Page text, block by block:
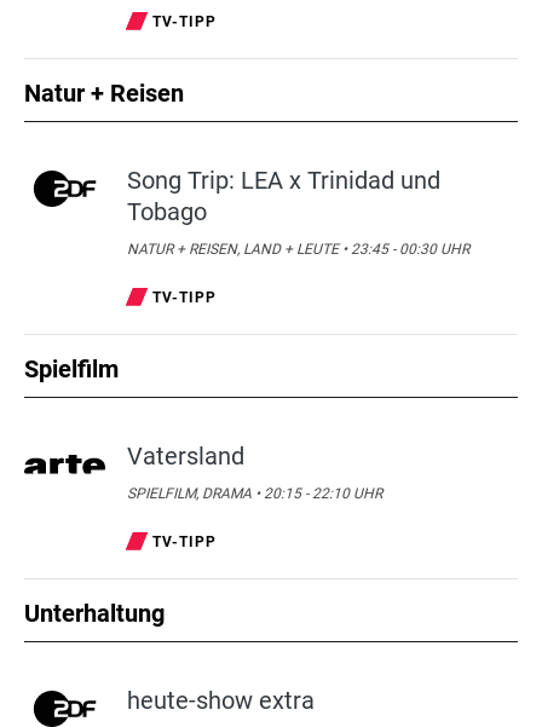
TV-TIPP
Natur + Reisen
Song Trip: LEA x Trinidad und
Tobago
NATUR + REISEN, LAND + LEUTE • 23:45 - 00:30 UHR
TV-TIPP
Spielfilm
Vatersland
SPIELFILM, DRAMA • 20:15 - 22:10 UHR
TV-TIPP
Unterhaltung
heute-show extra